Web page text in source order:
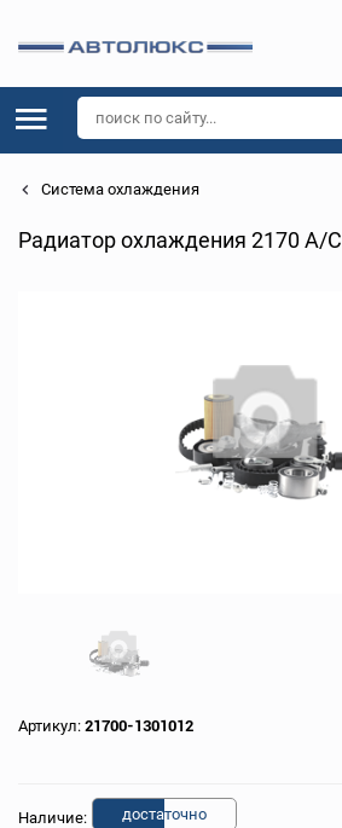
Система охлаждения
Радиатор охлаждения 2170 A/
Артикул: 21700-1301012
Наличие: достаточно